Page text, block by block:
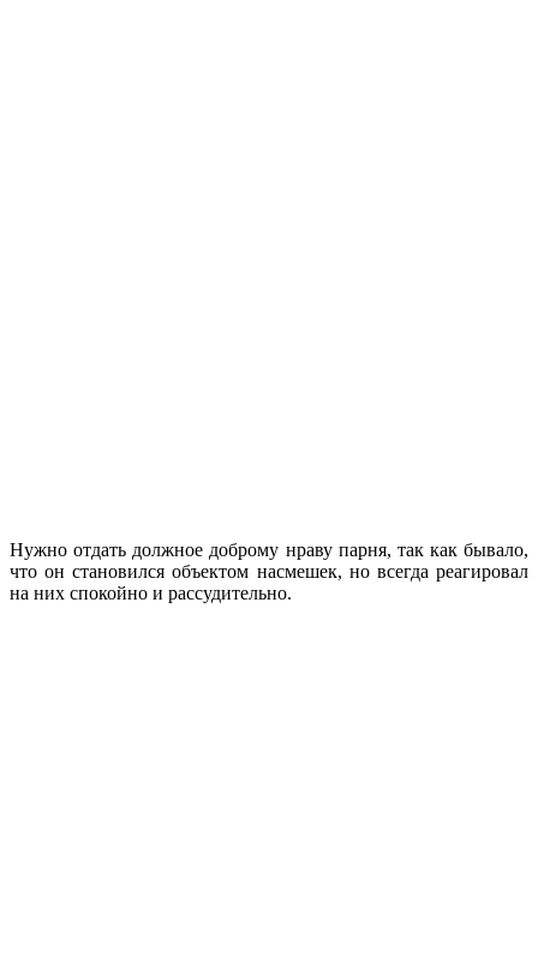
Нужно отдать должное доброму нраву парня, так как бывало,
что он становился объектом насмешек, но всегда реагировал
на них спокойно и рассудительно.